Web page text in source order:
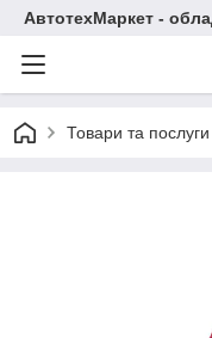
АвтотехМаркет -
Товари та послуги